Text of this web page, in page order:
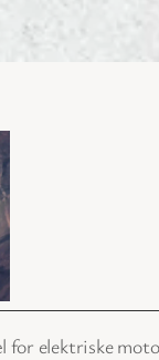
elektriske